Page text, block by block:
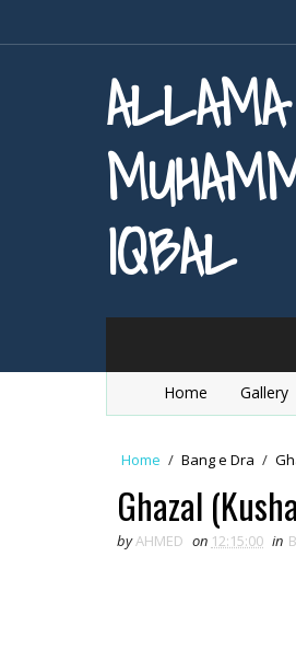
ALLAMA
IQBAL
Home Gallery
Home / Bang e Dra /
Ghazal
byAHMED on 12:15:00 in